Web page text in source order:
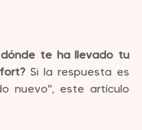
Si la respuesta es
nuevo", este artículo